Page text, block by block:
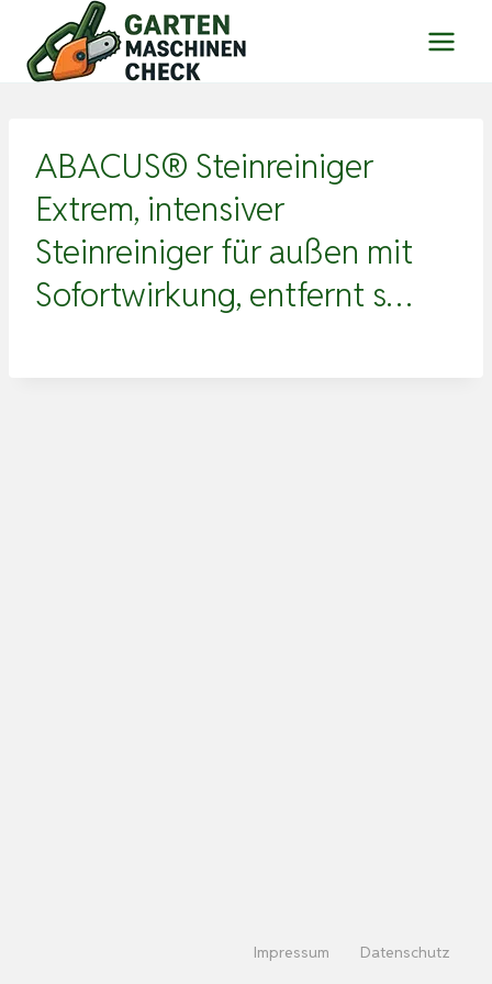
Inhalt
springen
ABACUS® Steinreiniger
Extrem, intensiver
Steinreiniger für außen mit
Sofortwirkung, entfernt s…
Impressum Datenschutz